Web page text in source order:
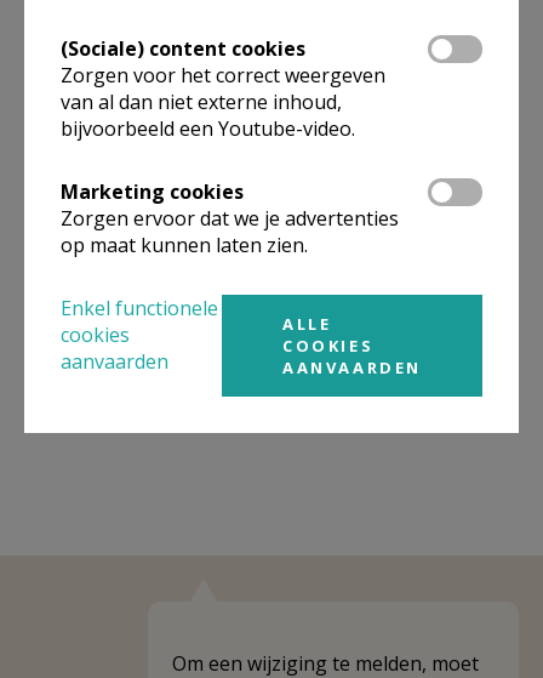
Organisatiestructuur
Niet gevonden wat je zocht? Hier vind je links naar de
gegevens van andere organisaties op het boven-,
Behoort tot
PE Heilige Veronica
Om een wijziging te melden, moet
(Sociale) content cookies
Zorgen voor het correct weergeven
van al dan niet externe inhoud,
bijvoorbeeld een Youtube-video.
Marketing cookies
Zorgen ervoor dat we je advertenties
op maat kunnen laten zien.
Enkel functionele
cookies
aanvaarden
ALLE
COOKIES
AANVAARDEN